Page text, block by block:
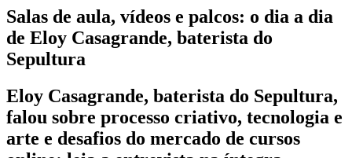
Salas de aula, vídeos e palcos: o dia a dia
de Eloy Casagrande, baterista do
Sepultura
Eloy Casagrande, baterista do Sepultura,
falou sobre processo criativo, tecnologia e
arte e desafios do mercado de cursos